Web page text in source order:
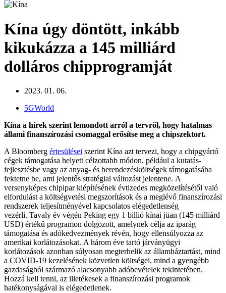
Kína úgy döntött, inkább
kikukázza a 145 milliárd
dolláros chipprogramját
2023. 01. 06.
5GWorld
Kína a hírek szerint lemondott arról a tervről, hogy hatalmas
állami finanszírozási csomaggal erősítse meg a chipszektort.
A Bloomberg értesülései szerint Kína azt tervezi, hogy a chipgyártó
cégek támogatása helyett célzottabb módon, például a kutatás-
fejlesztésbe vagy az anyag- és berendezésköltségek támogatásába
fektetne be, ami jelentős stratégiai változást jelentene. A
versenyképes chipipar kiépítésének évtizedes megközelítésétől való
elfordulást a költségvetési megszorítások és a meglévő finanszírozási
rendszerek teljesítményével kapcsolatos elégedetlenség
vezérli. Tavaly év végén Peking egy 1 billió kínai jüan (145 milliárd
USD) értékű programon dolgozott, amelynek célja az iparág
támogatása és adókedvezmények révén, hogy ellensúlyozza az
amerikai korlátozásokat. A három éve tartó járványügyi
korlátozások azonban súlyosan megterhelik az államháztartást, mind
a COVID-19 kezelésének közvetlen költségei, mind a gyengébb
gazdaságból származó alacsonyabb adóbevételek tekintetében.
Hozzá kell tenni, az illetékesek a finanszírozási programok
hatékonyságával is elégedetlenek.